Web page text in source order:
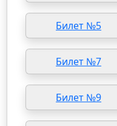
Билет №5
Билет №7
Билет №9